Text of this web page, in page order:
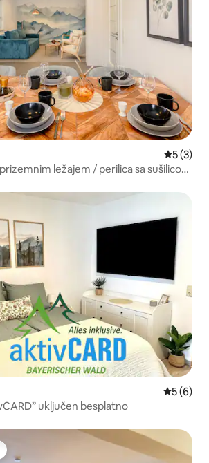
5 (3)
ležajem / perilica sa sušilicom
5 (6)
uključen besplatno
s oznakom „Odabrali gosti”